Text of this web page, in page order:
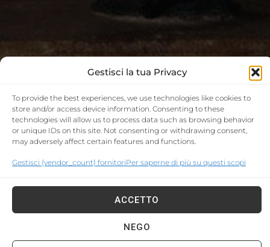
Gestisci la tua Privacy
To provide the best experiences, we use technologies like cookies to
store and/or access device information. Consenting to these
technologies will allow us to process data such as browsing behavior
or unique IDs on this site. Not consenting or withdrawing consent,
may adversely affect certain features and functions.
Gestisci {vendor_count} fornitoriPer saperne di più su questi scopi
ACCETTO
NEGO
GIORNO TRA GALLERIE E MUSEI DI ROMA